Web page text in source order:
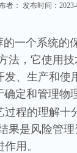
者： 发布时间：2023-
的一个系统的
法，它使用
、生产和使
确定和管理物
程的理解十
果是风险管
用。